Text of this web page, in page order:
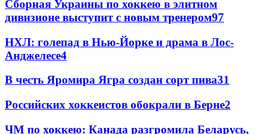
Сборная Украины по хоккею в элитном
дивизионе выступит с новым тренером97
НХЛ: голепад в Нью-Йорке и драма в Лос-
Анджелесе4
В честь Яромира Ягра создан сорт пива31
Российских хоккеистов обокрали в Берне2
ЧМ по хоккею: Канада разгромила Беларусь,